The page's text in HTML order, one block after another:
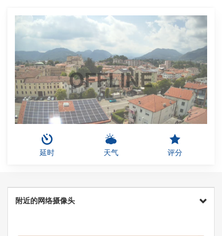
OFFLINE
延时 天气 评分
附近的网络摄像头